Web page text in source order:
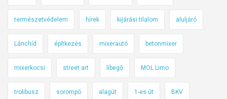
s
e
természetvédelem hírek kijárási tilalom aluljáró
Lánchíd építkezés mixerautó betonmixer
mixerkocsi street art libegő MOL Limo
trolibusz sorompó alagút 1-es út BKV